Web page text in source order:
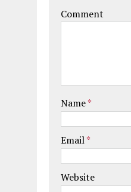
Comment
Name*
Email*
Website